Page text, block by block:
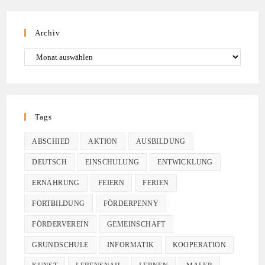
Archiv
Tags
ABSCHIED AKTION AUSBILDUNG
DEUTSCH EINSCHULUNG ENTWICKLUNG
ERNÄHRUNG FEIERN FERIEN
FORTBILDUNG FÖRDERPENNY
FÖRDERVEREIN GEMEINSCHAFT
GRUNDSCHULE INFORMATIK KOOPERATION